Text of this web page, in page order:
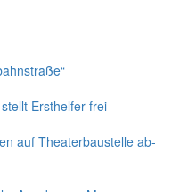
Erst­hel­fer frei
auf Thea­ter­bau­stel­le ab­